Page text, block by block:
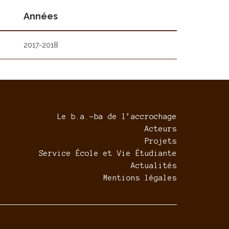
Années
2017-2018
Le b.a.-ba de l’accrochage
Acteurs
Projets
Service École et Vie Étudiante
Actualités
Mentions légales